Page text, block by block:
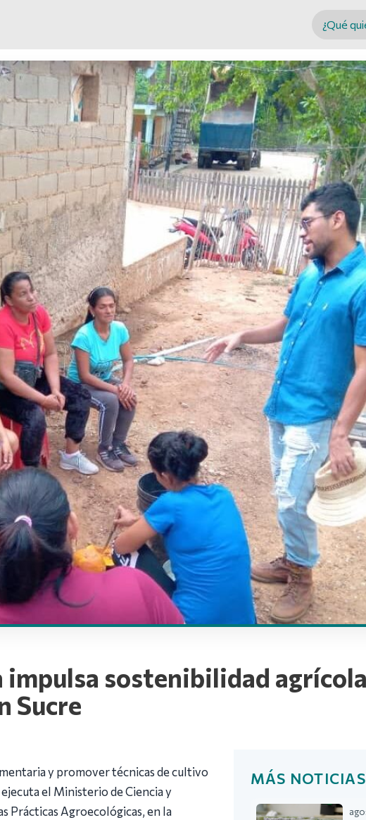
Buscar
sostenibilidad
Sucre
y promover técnicas de cultivo
el Ministerio de Ciencia y
Prácticas Agroecológicas, en la
MÁS NOTICIAS